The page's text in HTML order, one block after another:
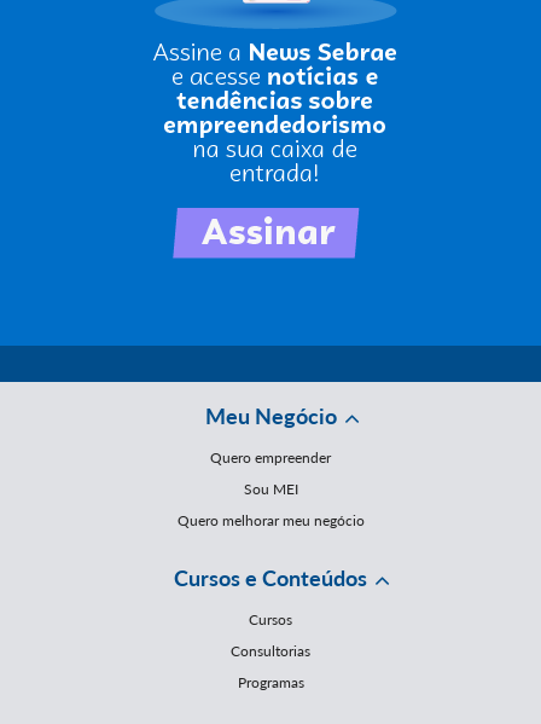
Meu Negócio
Quero empreender
Sou MEI
Quero melhorar meu negócio
Cursos e Conteúdos
Cursos
Consultorias
Programas